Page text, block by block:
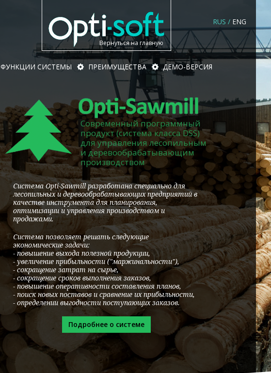
Вернуться на главную
RUS / ENG
ФУНКЦИИ СИСТЕМЫ ПРЕИМУЩЕСТВА ДЕМО-ВЕРСИЯ
Современный программный
продукт (система класса DSS)
для управления лесопильным
и деревообрабатывающим
производством
Система Opti-Sawmill разработана специально для
лесопильных и деревообрабатывающих предприятий в
качестве инструмента для планирования,
оптимизации и управления производством и
продажами.
Система позволяет решать следующие
экономические задачи:
- повышение выхода полезной продукции,
- увеличение прибыльности ("маржинальности"),
- сокращение затрат на сырье,
- сокращение сроков выполнения заказов,
- повышение оперативности составления планов,
- поиск новых поставов и сравнение их прибыльности,
- определении выгодности поступающих заказов.
Подробнее о системе